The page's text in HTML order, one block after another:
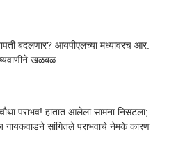
बदलणार? आयपीएलच्या मध्यावरच आर.
खळबळ
पराभव! हातात आलेला सामना निसटला;
गायकवाडने सांगितले पराभवाचे नेमके कारण